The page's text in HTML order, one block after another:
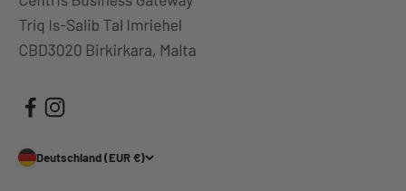
Deutschland (EUR €)